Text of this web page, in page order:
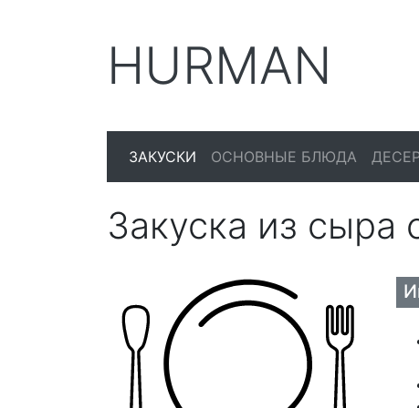
HURMAN
ЗАКУСКИ ОСНОВНЫЕ БЛЮДА
Закуска из сыра